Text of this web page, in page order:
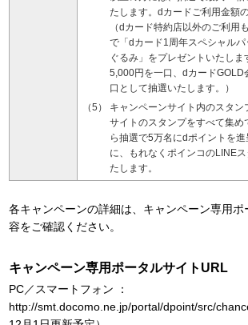
たします。dカードご利用金額
（dカード特約店以外のご利用
で「dカード1周年スペシャル
ぐるみ」をプレゼントいたし
5,000円を一口、dカードGOLD
口として抽選いたします。）
キャンペーンサイト内のスタン
サイトのスタンプをすべて集め
ら抽選で5万名にdポイントを
に、もれなくポインコのLINE
たします。
各キャンペーンの詳細は、キャンペーン専用ポ
容をご確認ください。
キャンペーン専用ポータルサイトURL
PC／スマートフォン ：
http://smt.docomo.ne.jp/portal/dpoint/src/